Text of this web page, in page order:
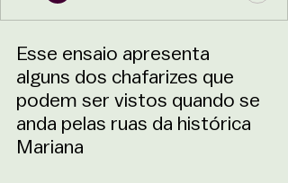
Esse ensaio apresenta
alguns dos chafarizes que
podem ser vistos quando se
anda pelas ruas da histórica
Mariana